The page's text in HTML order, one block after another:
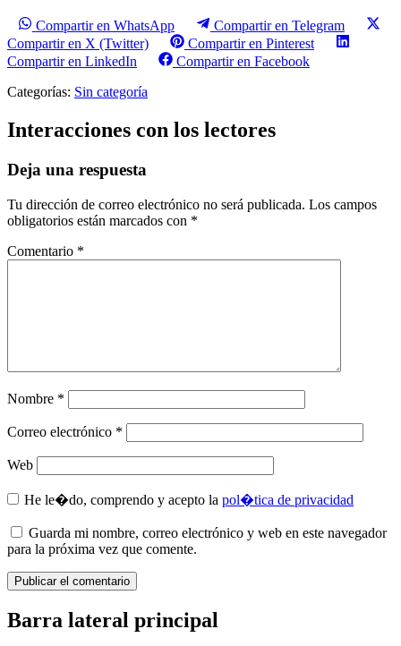
Compartir en WhatsApp
Compartir en Telegram
Compartir en X (Twitter)
Compartir en Pinterest
Compartir en LinkedIn
Compartir en Facebook
Categorías: Sin categoría
Interacciones con los lectores
Deja una respuesta
Tu dirección de correo electrónico no será publicada. Los campos
obligatorios están marcados con *
Comentario *
Nombre *
Correo electrónico *
Web
He le�do, comprendo y acepto la pol�tica de privacidad
Guarda mi nombre, correo electrónico y web en este navegador
para la próxima vez que comente.
Barra lateral principal